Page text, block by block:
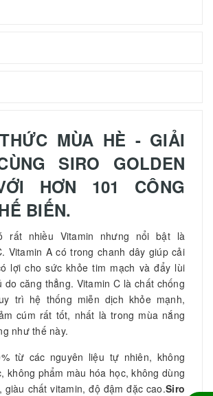
MÙA HÈ - GIẢI
SIRO GOLDEN
HƠN 101 CÔNG
BIẾN.
rất nhiều Vitamin nhưng nổi bật là
Vitamin A có trong chanh dây giúp cải
lợi cho sức khỏe tim mạch và đẩy lùi
do căng thẳng. Vitamin C là chất chống
trì hệ thống miễn dịch khỏe mạnh,
cúm rất tốt, nhất là trong mùa nắng
như thế này.
từ các nguyên liệu tự nhiên, không
không phẩm màu hóa học, không dùng
giàu chất vitamin, độ đậm đặc cao.Siro